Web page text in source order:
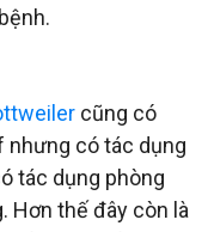
cũng có
nhưng có tác dụng
tác dụng phòng
Hơn thế đây còn là